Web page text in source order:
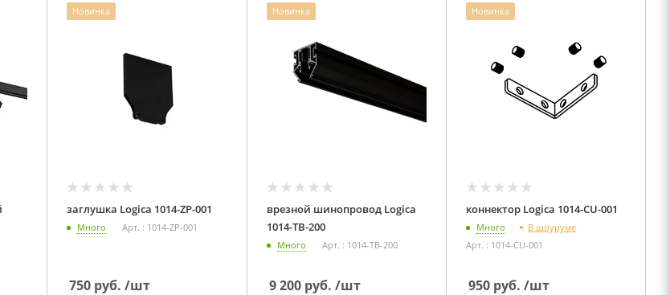
Новинка
заглушка Logica 1014-ZP-001
Много Арт. : 1014-ZP-001
750 руб. /шт
Новинка
врезной шинопровод Logica
1014-TB-200
Много Арт. : 1014-TB-200
9 200руб. /шт
Новинка
коннектор Logica 1014-CU-001
Много
В шоуруме
Арт. : 1014-CU-001
950руб. /шт